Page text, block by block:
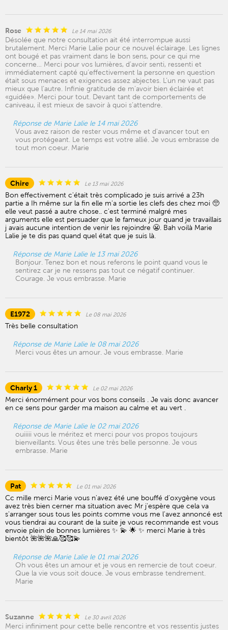
Rose Le 14 mai 2026
Désolée que notre consultation ait été interrompue aussi
brutalement. Merci Marie Lalie pour ce nouvel éclairage. Les lignes
ont bougé et pas vraiment dans le bon sens, pour ce qui me
concerne… Merci pour vos lumières, d’avoir senti, ressenti et
immédiatement capté qu’effectivement la personne en question
était sous menaces et exigences assez abjectes. L’un ne vaut pas
mieux que l’autre. Infinie gratitude de m’avoir bien éclairée et
«guidée». Merci pour tout. Devant tant de comportements de
caniveau, il est mieux de savoir à quoi s’attendre.
Réponse de Marie Lalie le 14 mai 2026
Vous avez raison de rester vous même et d'avancer tout en
vous protégeant. Le temps est votre allié. Je vous embrasse de
tout mon coeur. Marie
Chire Le 13 mai 2026
Bon effectivement c'était très complicado je suis arrivé a 23h
partie a Ih même sur la fin elle m'a sortie les clefs des chez moi 🥺
elle veut passé a autre chose.. c'est terminé malgré mes
arguments elle est persuader que le fameux jour quand je travaillais
j avais aucune intention de venir les rejoindre 😬. Bah voilà Marie
Lalie je te dis pas quand quel état que je suis là.
Réponse de Marie Lalie le 13 mai 2026
Bonjour. Tenez bon et nous referons le point quand vous le
sentirez car je ne ressens pas tout ce négatif continuer.
Courage. Je vous embrasse. Marie
E1972 Le 08 mai 2026
Très belle consultation
Réponse de Marie Lalie le 08 mai 2026
Merci vous êtes un amour. Je vous embrasse. Marie
Charly 1 Le 02 mai 2026
Merci énormément pour vos bons conseils . Je vais donc avancer
en ce sens pour garder ma maison au calme et au vert .
Réponse de Marie Lalie le 02 mai 2026
ouiiiii vous le méritez et merci pour vos propos toujours
bienveillants. Vous êtes une très belle personne. Je vous
embrasse. Marie
Pat Le 01 mai 2026
Cc mille merci Marie vous n'avez été une bouffé d'oxygène vous
avez très bien cerner ma situation avec Mr j'espère que cela va
s'arranger sous tous les points comme vous me l'avez annoncé est
vous tiendrai au courant de la suite je vous recommande est vous
envoie plein de bonnes lumières ✨️ 💫 🌟 ✨️ merci Marie à très
bientôt 🌺🌺🌺🙏🥰🥰💫
Réponse de Marie Lalie le 01 mai 2026
Oh vous êtes un amour et je vous en remercie de tout coeur.
Que la vie vous soit douce. Je vous embrasse tendrement.
Marie
Suzanne Le 30 avril 2026
Merci infiniment pour cette belle rencontre et vos ressentis justes